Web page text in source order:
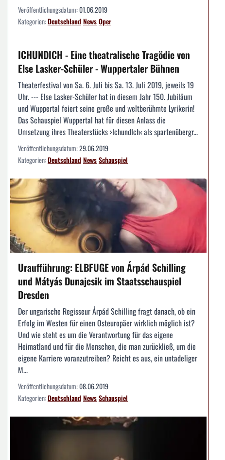
Veröffentlichungsdatum:01.06.2019
Kategorien:DeutschlandNewsOper
ICHUNDICH - Eine theatralische Tragödie von
Else Lasker-Schüler - Wuppertaler Bühnen
Theaterfestival von Sa. 6. Juli bis Sa. 13. Juli 2019, jeweils 19
Uhr. --- Else Lasker-Schüler hat in diesem Jahr 150. Jubiläum
und Wuppertal feiert seine große und weltberühmte Lyrikerin!
Das Schauspiel Wuppertal hat für diesen Anlass die
Umsetzung ihres Theaterstücks ›IchundIch‹ als spartenübergr...
Veröffentlichungsdatum:29.06.2019
Kategorien:DeutschlandNewsSchauspiel
Uraufführung: ELBFUGE von Árpád Schilling
und Mátyás Dunajcsik im Staatsschauspiel
Dresden
Der ungarische Regisseur Árpád Schilling fragt danach, ob ein
Erfolg im Westen für einen Osteuropäer wirklich möglich ist?
Und wie steht es um die Verantwortung für das eigene
Heimatland und für die Menschen, die man zurückließ, um die
eigene Karriere voranzutreiben? Reicht es aus, ein untadeliger
M...
Veröffentlichungsdatum:08.06.2019
Kategorien:DeutschlandNewsSchauspiel